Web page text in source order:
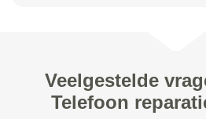
Veelgestelde
Telefoon